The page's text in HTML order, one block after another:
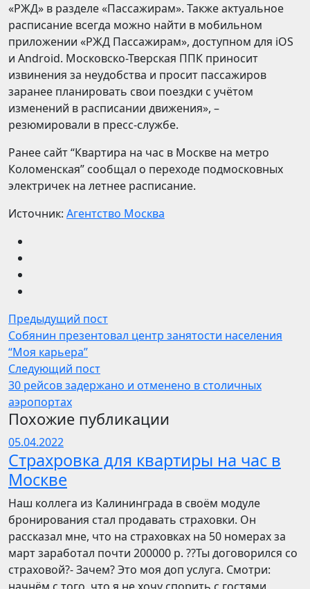
«РЖД» в разделе «Пассажирам». Также актуальное
расписание всегда можно найти в мобильном
приложении «РЖД Пассажирам», доступном для iOS
и Android. Московско-Тверская ППК приносит
извинения за неудобства и просит пассажиров
заранее планировать свои поездки с учётом
изменений в расписании движения», –
резюмировали в пресс-службе.
Ранее сайт “Квартира на час в Москве на метро
Коломенская” сообщал о переходе подмосковных
электричек на летнее расписание.
Источник: Агентство Москва
Предыдущий пост
Собянин презентовал центр занятости населения
“Моя карьера”
Следующий пост
30 рейсов задержано и отменено в столичных
аэропортах
Похожие публикации
05.04.2022
Страхровка для квартиры на час в
Москве
Наш коллега из Калининграда в своём модуле
бронирования стал продавать страховки. Он
рассказал мне, что на страховках на 50 номерах за
март заработал почти 200000 р. ??Ты договорился со
страховой?- Зачем? Это моя доп услуга. Смотри: